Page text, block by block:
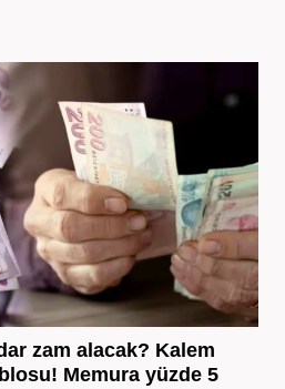
zam alacak? Kalem
Memura yüzde 5